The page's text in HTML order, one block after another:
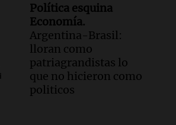
Política esquina
Economía.
Argentina-Brasil:
lloran como
patriagrandistas lo
que no hicieron como
politicos